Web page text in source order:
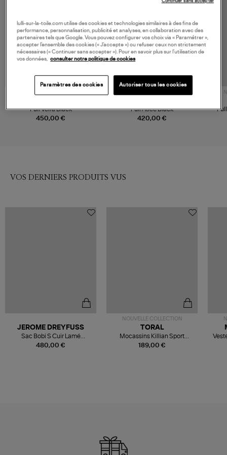
450,00 €
Pull Veira Black
420,00 €
Pull Atlee Black
VOS DERNIERS PRODUITS VUS
480,00 €
JEROME DREYFUSS
Sac Bobi S Cuir Lamé
Champagne
NOUVELLE COLLECTION
189,00 €
TORAL
Mocassins Killian Sport
Mousse
lulli-sur-la-toile.com utilise des cookies et technologies similaires à des fins de
performance, personnalisation, publicité et analyses, en collaboration avec des
partenaires tels que Google. Vous pouvez configurer vos choix via « Paramétrer »,
accepter l’ensemble des cookies (« J’accepte ») ou refuser ceux non strictement
nécessaires (« Continuer sans accepter »). Pour en savoir plus sur l’utilisation de
vos données, consulter notre politique de cookies
Paramètres des cookies Autoriser tous les cookies
Continuer sans accepter